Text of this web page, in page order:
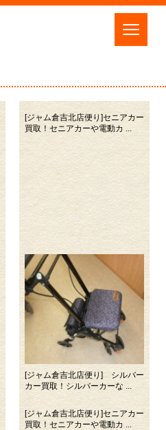
[ジャム倉吉北店便り]セニアカー
買取！セニアカーや電動カ ...
[ジャム倉吉北店便り] シルバー
カー買取！シルバーカーな ...
[ジャム倉吉北店便り]セニアカー
買取！セニアカーや電動カ ...